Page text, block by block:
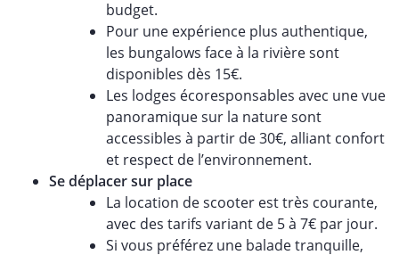
budget.
Pour une expérience plus authentique,
les bungalows face à la rivière sont
disponibles dès 15€.
Les lodges écoresponsables avec une vue
panoramique sur la nature sont
accessibles à partir de 30€, alliant confort
et respect de l’environnement.
Se déplacer sur place
La location de scooter est très courante,
avec des tarifs variant de 5 à 7€ par jour.
Si vous préférez une balade tranquille,